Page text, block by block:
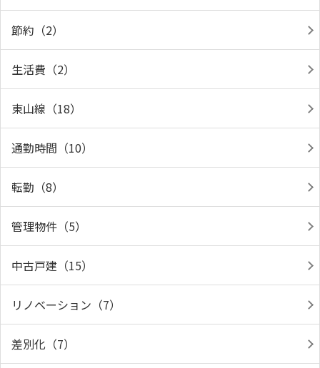
節約（2）
生活費（2）
東山線（18）
通勤時間（10）
転勤（8）
管理物件（5）
中古戸建（15）
リノベーション（7）
差別化（7）